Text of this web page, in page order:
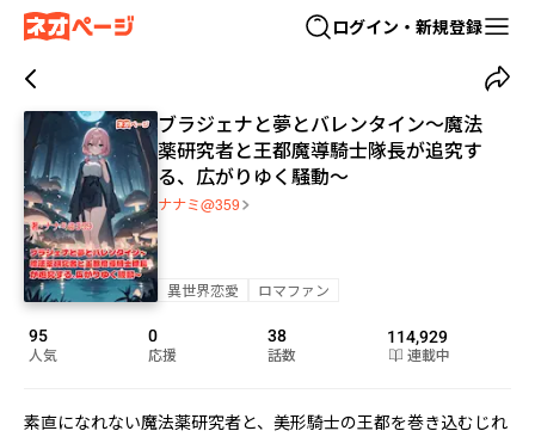
ログイン・新規登録
ブラジェナと夢とバレンタイン～魔法
薬研究者と王都魔導騎士隊長が追究す
る、広がりゆく騒動～
ナナミ@359
異世界恋愛 ロマファン
95
人気
0
応援
38
話数
114,929
連載中
素直になれない魔法薬研究者と、美形騎士の王都を巻き込むじれ